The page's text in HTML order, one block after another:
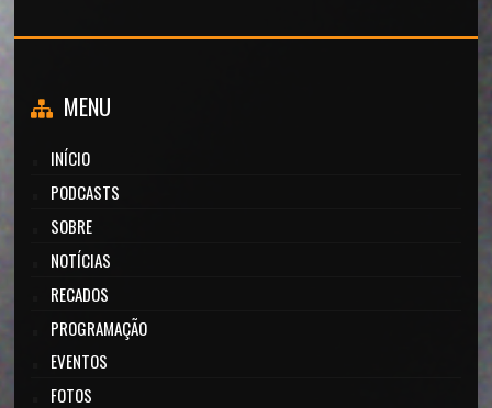
MENU
INÍCIO
PODCASTS
SOBRE
NOTÍCIAS
RECADOS
PROGRAMAÇÃO
EVENTOS
FOTOS